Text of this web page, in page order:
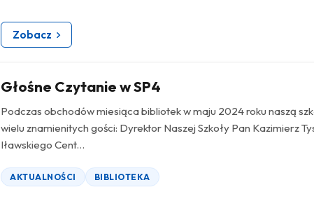
Zobacz
Głośne Czytanie w SP4
Podczas obchodów miesiąca bibliotek w maju 2024 roku naszą
wielu znamienitych gości: Dyrektor Naszej Szkoły Pan Kazimierz
Iławskiego Cent...
AKTUALNOŚCI BIBLIOTEKA